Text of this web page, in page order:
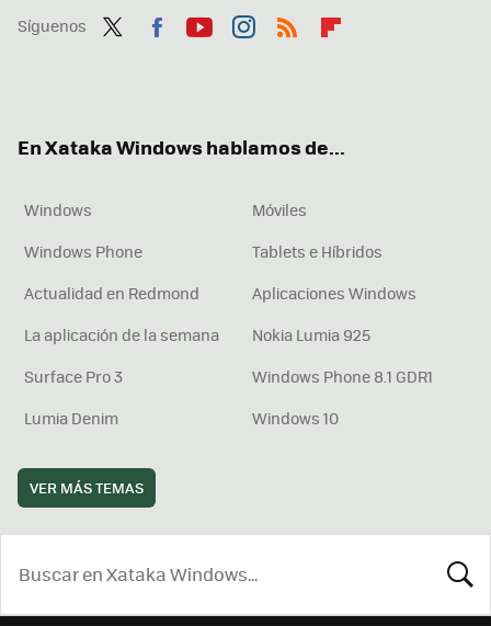
Síguenos
En Xataka Windows hablamos de...
Windows
Móviles
Windows Phone
Tablets e Híbridos
Actualidad en Redmond
Aplicaciones Windows
La aplicación de la semana
Nokia Lumia 925
Surface Pro 3
Windows Phone 8.1 GDR1
Lumia Denim
Windows 10
VER MÁS TEMAS